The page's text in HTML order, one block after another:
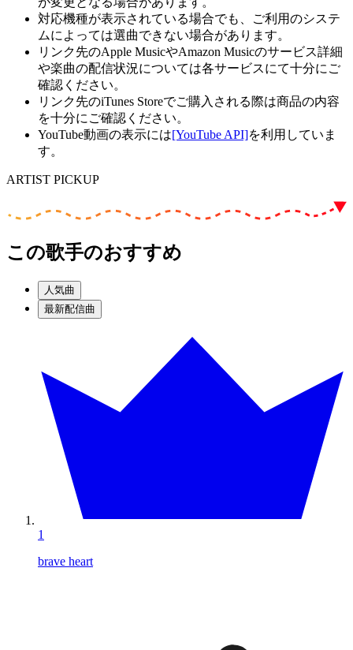
対応機種が表示されている場合でも、ご利用のシステ
ムによっては選曲できない場合があります。
リンク先のApple MusicやAmazon Musicのサービス詳細
や楽曲の配信状況については各サービスにて十分にご
確認ください。
リンク先のiTunes Storeでご購入される際は商品の内容
を十分にご確認ください。
YouTube動画の表示には[YouTube API]を利用していま
す。
ARTIST PICKUP
この歌手のおすすめ
人気曲
最新配信曲
1
brave heart